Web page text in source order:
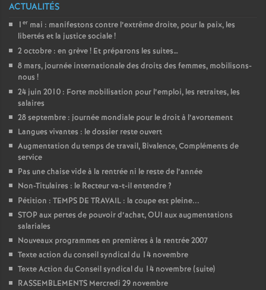
g
n
e
m
e
n
t
s
d
ACTUALITÉS
1 er mai : manifestons contre l’extrême droite, pour la paix, les
libertés et la justice sociale!
2 octobre : en grève! Et préparons les suites…
8 mars, journée internationale des droits des femmes, mobilisons-
nous !
24 juin 2010 : Forte mobilisation pour l’emploi, les retraites, les
salaires
28 septembre : journée mondiale pour le droit à l’avortement
Langues vivantes : le dossier reste ouvert
Augmentation du temps de travail, Bivalence, Compléments de
service
Pas une chaise vide à la rentrée ni le reste de l’année
Non-Titulaires : le Recteur va-t-il entendre?
Pétition : TEMPS DE TRAVAIL : la coupe est pleine...
STOP aux pertes de pouvoir d’achat, OUI aux augmentations
salariales
Nouveaux programmes en premières à la rentrée 2007
Texte action du conseil syndical du 14 novembre
Texte Action du Conseil syndical du 14 novembre (suite)
RASSEMBLEMENTS Mercredi 29 novembre